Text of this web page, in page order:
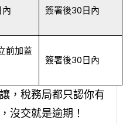
簽署後30日內
前加蓋
簽署後30日內
，稅務局都只認你有
沒交就是逾期！